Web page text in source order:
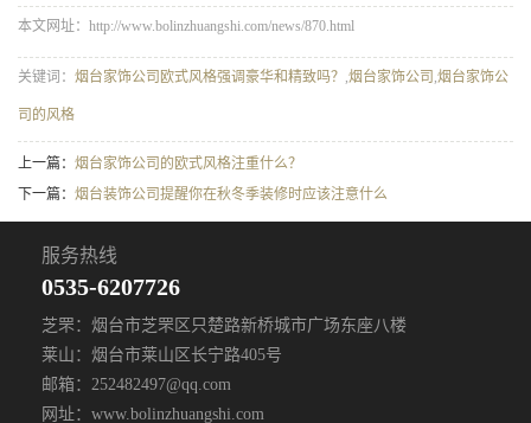
本文网址：http://www.bolinzhuangshi.com/news/870.html
关键词： 烟台家饰公司欧式风格强调豪华和精致吗？ ,烟台家饰公司 ,烟台家饰公
司的风格
上一篇： 烟台家饰公司的欧式风格注重什么？
下一篇： 烟台装饰公司提醒你在秋冬季装修时应该注意什么
服务热线
0535-6207726
芝罘：烟台市芝罘区只楚路新桥城市广场东座八楼
莱山：烟台市莱山区长宁路405号
邮箱：252482497@qq.com
网址：www.bolinzhuangshi.com